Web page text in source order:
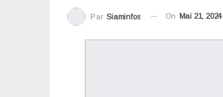
Par Siaminfos On Mai 21, 2024